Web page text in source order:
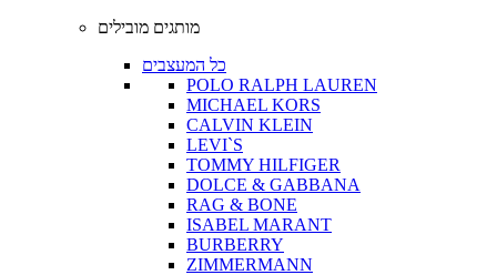
מותגים מובילים
כל המעצבים
POLO RALPH LAUREN
MICHAEL KORS
CALVIN KLEIN
LEVI`S
TOMMY HILFIGER
DOLCE & GABBANA
RAG & BONE
ISABEL MARANT
BURBERRY
ZIMMERMANN